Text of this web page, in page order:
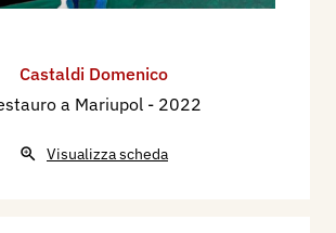
Castaldi Domenico
a Mariupol - 2022
Visualizza scheda